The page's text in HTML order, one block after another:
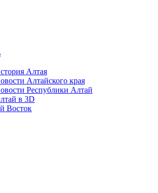
Алтая
Алтайского края
Республики Алтай
в 3D
Восток